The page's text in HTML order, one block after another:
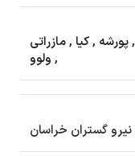
,پورشه ,کیا ,مازراتی
, ولوو
نیرو گستران خراسان